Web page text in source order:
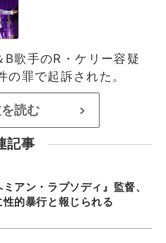
B歌手のR・ケリー容疑
罪で起訴された。
読む >
記事
ミアン・ラプソディ』監督、
性的暴行と報じられる